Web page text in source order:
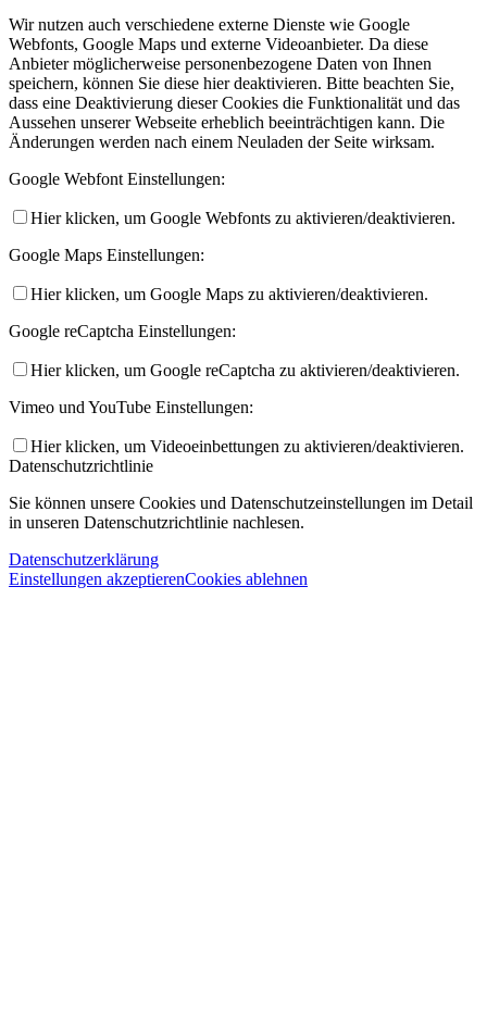
Wir nutzen auch verschiedene externe Dienste wie Google
Webfonts, Google Maps und externe Videoanbieter. Da diese
Anbieter möglicherweise personenbezogene Daten von Ihnen
speichern, können Sie diese hier deaktivieren. Bitte beachten Sie,
dass eine Deaktivierung dieser Cookies die Funktionalität und das
Aussehen unserer Webseite erheblich beeinträchtigen kann. Die
Änderungen werden nach einem Neuladen der Seite wirksam.
Google Webfont Einstellungen:
Hier klicken, um Google Webfonts zu aktivieren/deaktivieren.
Google Maps Einstellungen:
Hier klicken, um Google Maps zu aktivieren/deaktivieren.
Google reCaptcha Einstellungen:
Hier klicken, um Google reCaptcha zu aktivieren/deaktivieren.
Vimeo und YouTube Einstellungen:
Hier klicken, um Videoeinbettungen zu aktivieren/deaktivieren.
Datenschutzrichtlinie
Sie können unsere Cookies und Datenschutzeinstellungen im Detail
in unseren Datenschutzrichtlinie nachlesen.
Datenschutzerklärung
Einstellungen akzeptierenCookies ablehnen